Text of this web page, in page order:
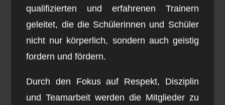
qualifizierten und erfahrenen Trainern
geleitet, die die Schülerinnen und Schüler
nicht nur körperlich, sondern auch geistig
fordern und fördern.
Durch den Fokus auf Respekt, Disziplin
und Teamarbeit werden die Mitglieder zu